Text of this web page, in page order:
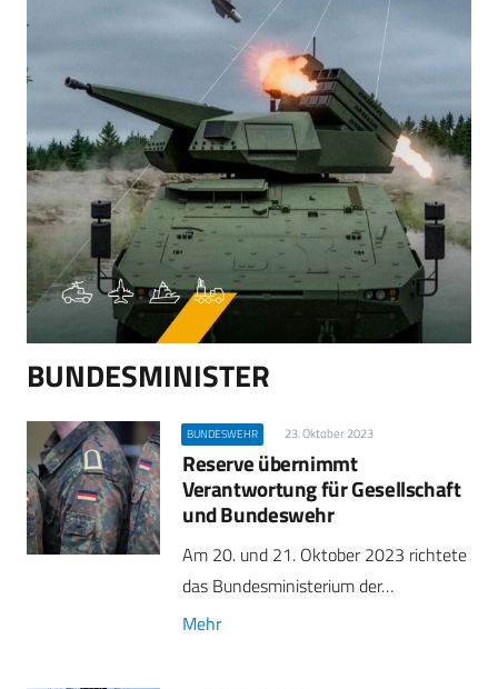
BUNDESMINISTER
BUNDESWEHR 23. Oktober 2023
Reserve übernimmt
Verantwortung für Gesellschaft
und Bundeswehr
Am 20. und 21. Oktober 2023 richtete
das Bundesministerium der…
Mehr